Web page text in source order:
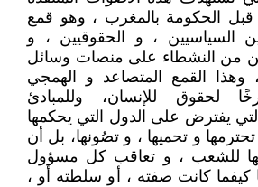
قبل الحكومة بالمغرب ، وهو قمع
السياسيين ، و الحقوقيين ، و
من النشطاء على منصات وسائل
، وهذا القمع المتصاعد و الهمجي
لحقوق للإنسان، وللمبادئ
التي يفترض على الدول التي يحكمها
و تحميها ، و تصُونها، بل أن
للشعب ، و تعاقب كل مسؤول
كيفما كانت صفته ، أو سلطته أو ،